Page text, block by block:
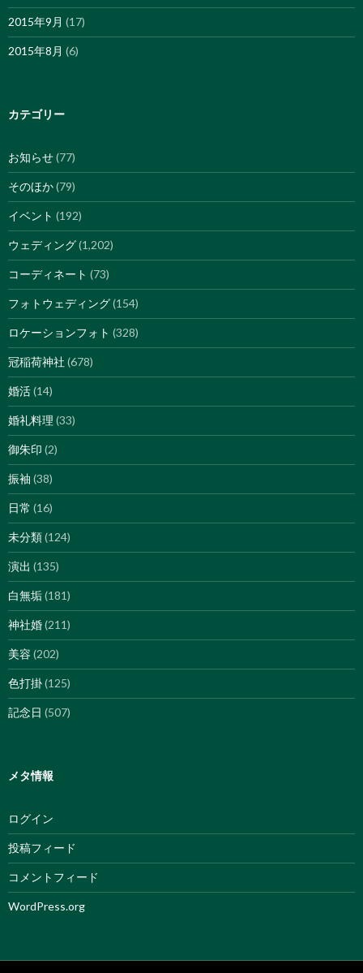
2015年9月 (17)
2015年8月 (6)
カテゴリー
お知らせ(77)
そのほか(79)
イベント (192)
ウェディング(1,202)
コーディネート (73)
フォトウェディング(154)
ロケーションフォト (328)
冠稲荷神社 (678)
婚活(14)
婚礼料理 (33)
御朱印 (2)
振袖 (38)
日常 (16)
未分類(124)
演出 (135)
白無垢(181)
神社婚(211)
美容 (202)
色打掛(125)
記念日 (507)
メタ情報
ログイン
投稿フィード
コメントフィード
WordPress.org